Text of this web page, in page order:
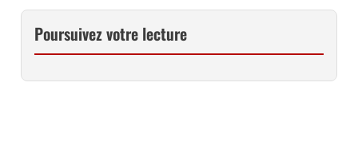
Poursuivez votre lecture